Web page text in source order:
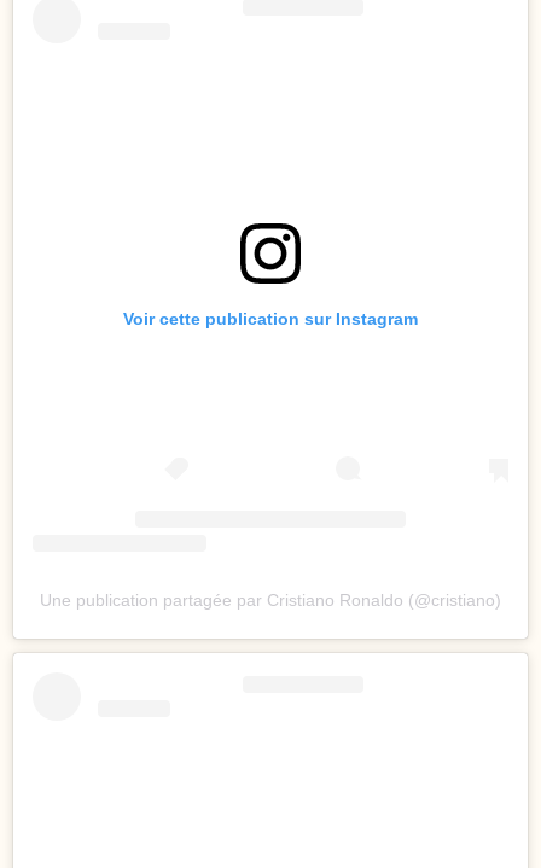
Voir cette publication sur Instagram
Une publication partagée par Cristiano Ronaldo (@cristiano)